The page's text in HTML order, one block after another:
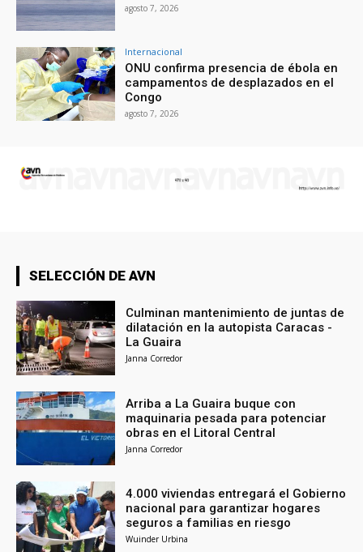
agosto 7, 2026
Internacional
ONU confirma presencia de ébola en
campamentos de desplazados en el
Congo
agosto 7, 2026
SELECCIÓN DE AVN
Culminan mantenimiento de juntas de
dilatación en la autopista Caracas -
La Guaira
Janna Corredor
Arriba a La Guaira buque con
maquinaria pesada para potenciar
obras en el Litoral Central
Janna Corredor
4.000 viviendas entregará el Gobierno
nacional para garantizar hogares
seguros a familias en riesgo
Wuinder Urbina